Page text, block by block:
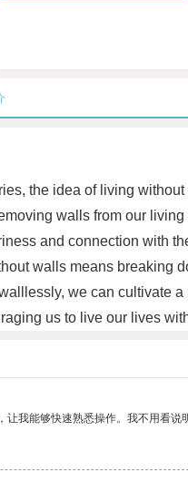
the idea of living
walls from our
and connection with
walls means breaking
we can cultivate
us to live our lives
我能够快速熟悉操作。我不用看说